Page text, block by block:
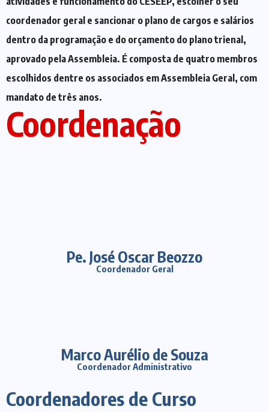
coordenador geral e sancionar o plano de cargos e salários
dentro da programação e do orçamento do plano trienal,
aprovado pela Assembleia. É composta de quatro membros
escolhidos dentre os associados em Assembleia Geral, com
mandato de três anos.
Coordenação
Pe. José Oscar Beozzo
Coordenador Geral
Marco Aurélio de Souza
Coordenador Administrativo
Coordenadores de Curso